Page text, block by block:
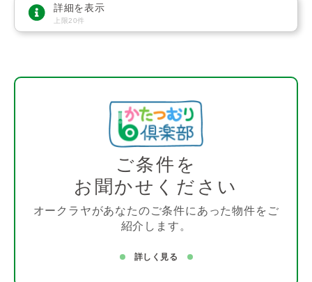
詳細を表示
上限20件
ご条件を
お聞かせください
オークラヤがあなたのご条件にあった物件をご
紹介します。
詳しく見る